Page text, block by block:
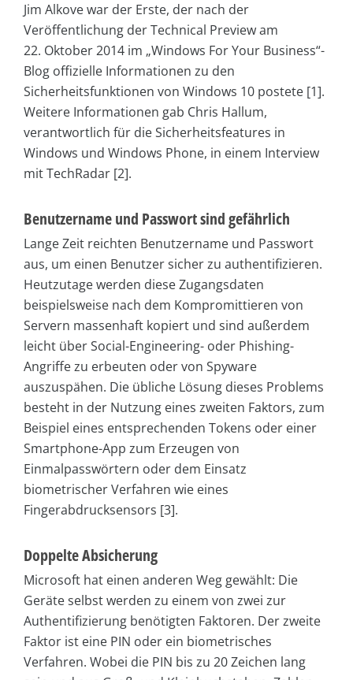
Jim Alkove war der Erste, der nach der
Veröffentlichung der Technical Preview am
22. Oktober 2014 im „Windows For Your Business“-
Blog offizielle Informationen zu den
Sicherheitsfunktionen von Windows 10 postete [1].
Weitere Informationen gab Chris Hallum,
verantwortlich für die Sicherheitsfeatures in
Windows und Windows Phone, in einem Interview
mit TechRadar [2].
Benutzername und Passwort sind gefährlich
Lange Zeit reichten Benutzername und Passwort
aus, um einen Benutzer sicher zu authentifizieren.
Heutzutage werden diese Zugangsdaten
beispielsweise nach dem Kompromittieren von
Servern massenhaft kopiert und sind außerdem
leicht über Social-Engineering- oder Phishing-
Angriffe zu erbeuten oder von Spyware
auszuspähen. Die übliche Lösung dieses Problems
besteht in der Nutzung eines zweiten Faktors, zum
Beispiel eines entsprechenden Tokens oder einer
Smartphone-App zum Erzeugen von
Einmalpasswörtern oder dem Einsatz
biometrischer Verfahren wie eines
Fingerabdrucksensors [3].
Doppelte Absicherung
Microsoft hat einen anderen Weg gewählt: Die
Geräte selbst werden zu einem von zwei zur
Authentifizierung benötigten Faktoren. Der zweite
Faktor ist eine PIN oder ein biometrisches
Verfahren. Wobei die PIN bis zu 20 Zeichen lang